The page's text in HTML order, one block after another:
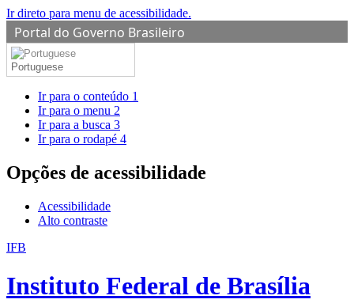
Ir direto para menu de acessibilidade.
Portal do Governo Brasileiro
Portuguese
Ir para o conteúdo 1
Ir para o menu 2
Ir para a busca 3
Ir para o rodapé 4
Opções de acessibilidade
Acessibilidade
Alto contraste
IFB
Instituto Federal de Brasília